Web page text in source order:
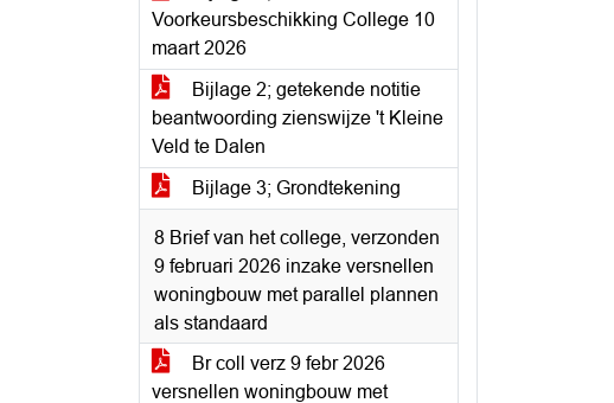
Voorkeursbeschikking College 10
maart 2026
Bijlage 2; getekende notitie
beantwoording zienswijze 't Kleine
Veld te Dalen
Bijlage 3; Grondtekening
8 Brief van het college, verzonden
9 februari 2026 inzake versnellen
woningbouw met parallel plannen
als standaard
Br coll verz 9 febr 2026
versnellen woningbouw met